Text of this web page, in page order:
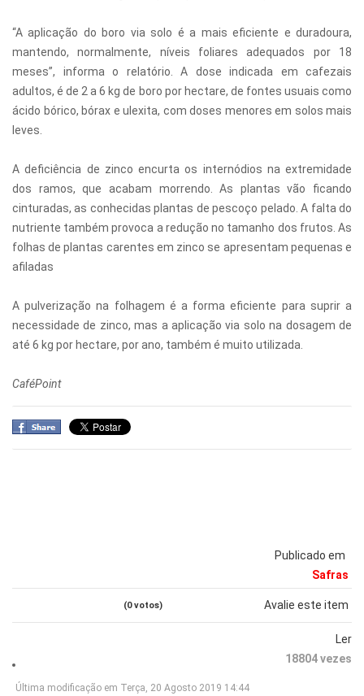
Publicado em
Safras
Avalie este item
(0 votos)
Ler
18804 vezes
“A aplicação do boro via solo é a mais eficiente e duradoura,
mantendo, normalmente, níveis foliares adequados por 18
meses”, informa o relatório. A dose indicada em cafezais
adultos, é de 2 a 6 kg de boro por hectare, de fontes usuais como
ácido bórico, bórax e ulexita, com doses menores em solos mais
leves.
A deficiência de zinco encurta os internódios na extremidade
dos ramos, que acabam morrendo. As plantas vão ficando
cinturadas, as conhecidas plantas de pescoço pelado. A falta do
nutriente também provoca a redução no tamanho dos frutos. As
folhas de plantas carentes em zinco se apresentam pequenas e
afiladas
A pulverização na folhagem é a forma eficiente para suprir a
necessidade de zinco, mas a aplicação via solo na dosagem de
até 6 kg por hectare, por ano, também é muito utilizada.
CaféPoint
Última modificação em Terça, 20 Agosto 2019 14:44